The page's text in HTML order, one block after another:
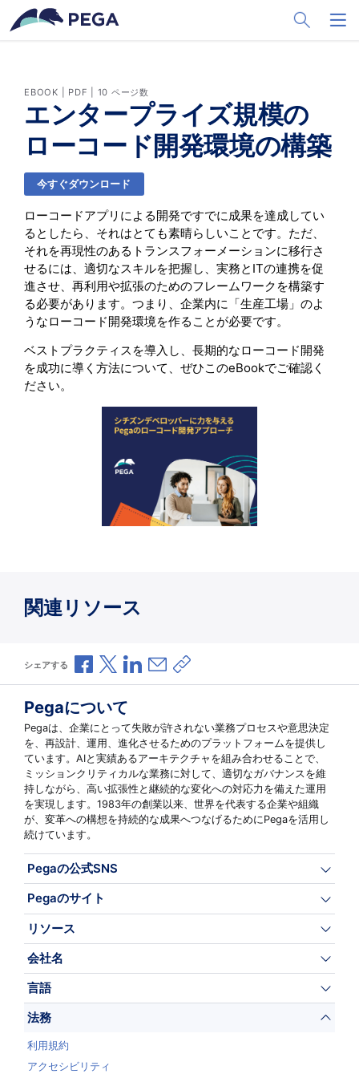
メインコンテンツに飛ぶ
Toggle
EBOOK | PDF | 10 ページ数
エンタープライズ規模の
ローコード開発環境の構築
今すぐダウンロード
ローコードアプリによる開発ですでに成果を達成してい
るとしたら、それはとても素晴らしいことです。ただ、
それを再現性のあるトランスフォーメーションに移行さ
せるには、適切なスキルを把握し、実務とITの連携を促
進させ、再利用や拡張のためのフレームワークを構築す
る必要があります。つまり、企業内に「生産工場」のよ
うなローコード開発環境を作ることが必要です。
ベストプラクティスを導入し、長期的なローコード開発
を成功に導く方法について、ぜひこのeBookでご確認く
ださい。
関連リソース
シェアする Facebookで共有
Xで共有LinkedInで共有
メールで共有
共有リンクをコピー
Pegaについて
Pegaは、企業にとって失敗が許されない業務プロセスや意思決定
を、再設計、運用、進化させるためのプラットフォームを提供し
ています。AIと実績あるアーキテクチャを組み合わせることで、
ミッションクリティカルな業務に対して、適切なガバナンスを維
持しながら、高い拡張性と継続的な変化への対応力を備えた運用
を実現します。1983年の創業以来、世界を代表する企業や組織
が、変革への構想を持続的な成果へつなげるためにPegaを活用し
続けています。
Pegaの公式SNS
Pegaのサイト
リソース
会社名
言語
法務
利用規約
アクセシビリティ